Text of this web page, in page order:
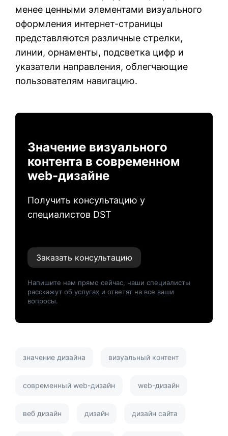
менее ценными элементами визуального
оформления интернет-страницы
представляются различные стрелки,
линии, орнаменты, подсветка цифр и
указатели направления, облегчающие
пользователям навигацию.
Значение визуального
контента в современном
web-дизайне
Получить консультацию у
специалистов DST
Заказать консультацию
Напишите нам прямо сейчас, наши специалисты
расскажут об услугах и ответят на все ваши
вопросы.
значение дизайна визуальный контент
современный web-дизайн web-дизайн
веб дизайн дизайн дизайн сайта